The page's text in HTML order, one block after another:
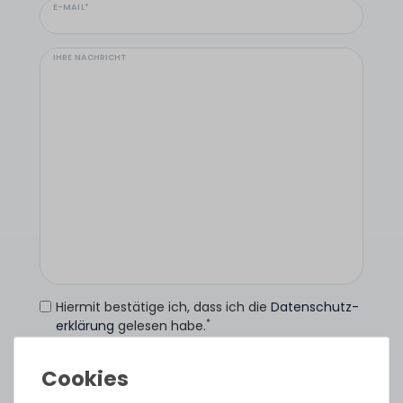
E-MAIL*
IHRE NACHRICHT
Hiermit bestätige ich, dass ich die Daten­schutz­
erklärung gelesen habe.*